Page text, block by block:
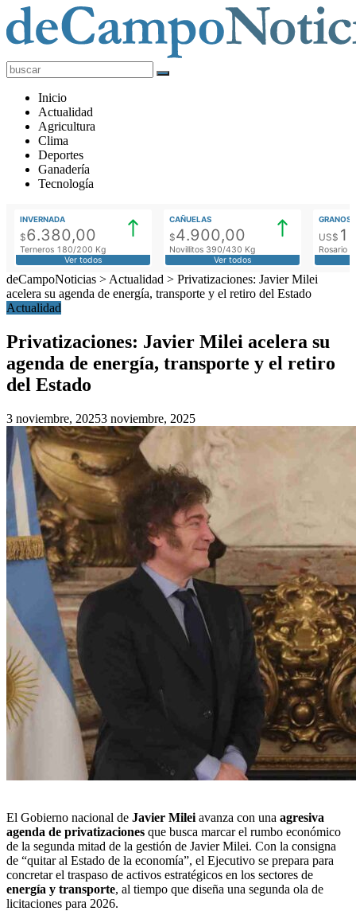
deCampoNoticias
Actualidad
Agropecuaria
Inicio
Actualidad
Agricultura
Clima
Deportes
Ganadería
Tecnología
INVERNADA
$6.380,00
Terneros 180/200 Kg
Ver todos
CAÑUELAS
$4.900,00
Novillitos 390/430 Kg
Ver todos
GRANOS
US$
Rosario
deCampoNoticias > Actualidad > Privatizaciones: Javier Milei
acelera su agenda de energía, transporte y el retiro del Estado
Actualidad
Privatizaciones: Javier Milei acelera su
agenda de energía, transporte y el retiro
del Estado
3 noviembre, 20253 noviembre, 2025
El Gobierno nacional de Javier Milei avanza con una agresiva
agenda de privatizaciones que busca marcar el rumbo económico
de la segunda mitad de la gestión de Javier Milei. Con la consigna
de “quitar al Estado de la economía”, el Ejecutivo se prepara para
concretar el traspaso de activos estratégicos en los sectores de
energía y transporte, al tiempo que diseña una segunda ola de
licitaciones para 2026.